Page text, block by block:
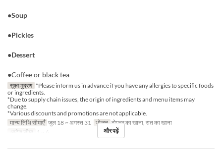
●Soup
●Pickles
●Dessert
●Coffee or black tea
सूक्ष्म मुद्रण *Please inform us in advance if you have any allergies to specific foods
or ingredients.
*Due to supply chain issues, the origin of ingredients and menu items may
change.
*Various discounts and promotions are not applicable.
मान्य तिथि सीमाएँ जुल 18 ~ अगस्त 31 भोजन दोपहर का खाना, रात का खाना
आदेश सीमा
1 ~ 6 और पढ़ें